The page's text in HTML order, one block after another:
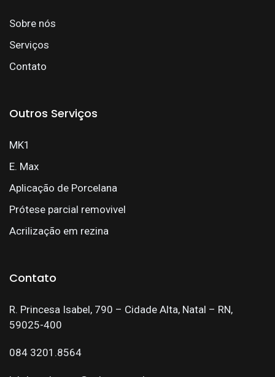
Sobre nós
Serviços
Contato
Outros Serviços
MK1
E. Max
Aplicação de Porcelana
Prótese parcial removivel
Acrilização em rezina
Contato
R. Princesa Isabel, 790 – Cidade Alta, Natal – RN,
59025-400
084 3201.8564